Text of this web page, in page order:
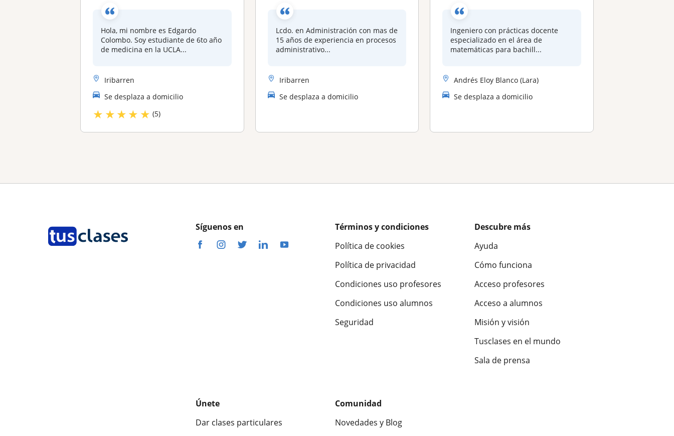
Hola, mi nombre es Edgardo
Colombo. Soy estudiante de 6to año
de medicina en la UCLA...
Iribarren
Se desplaza a domicilio
★ ★★★ ★ (5)
Lcdo. en Administración con mas de
15 años de experiencia en procesos
administrativo...
Iribarren
Se desplaza a domicilio
Ingeniero con prácticas docente
especializado en el área de
matemáticas para bachill...
Andrés Eloy Blanco (Lara)
Se desplaza a domicilio
Síguenos en
Términos y condiciones
Política de cookies
Política de privacidad
Condiciones uso profesores
Condiciones uso alumnos
Seguridad
Descubre más
Ayuda
Cómo funciona
Acceso profesores
Acceso a alumnos
Misión y visión
Tusclases en el mundo
Sala de prensa
Únete
Dar clases particulares
Comunidad
Novedades y Blog